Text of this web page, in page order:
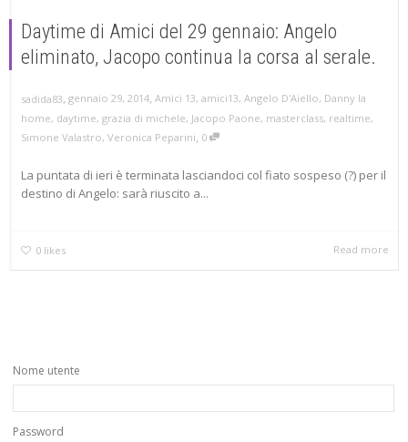
Daytime di Amici del 29 gennaio: Angelo
eliminato, Jacopo continua la corsa al serale.
sadida83, gennaio 29, 2014, Amici 13, amici13, Angelo D'Aiello, Danny la
home, daytime, grazia di michele, Jacopo Paone, masterclass, realtime,
Simone Valastro, Veronica Peparini, 0
La puntata di ieri è terminata lasciandoci col fiato sospeso (?) per il
destino di Angelo: sarà riuscito a...
0 likes Read more
Nome utente
Password